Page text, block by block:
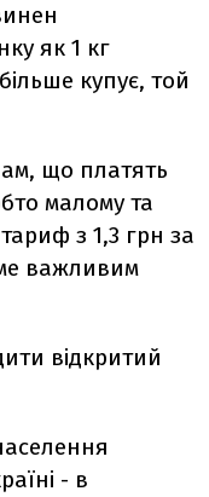
як 1 кг
купує, той
що платять
малому та
з 1,3 грн за
важливим
відкритий
- в